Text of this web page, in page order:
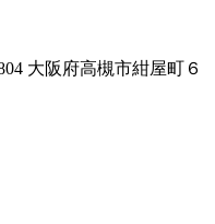
大阪府高槻市紺屋町６